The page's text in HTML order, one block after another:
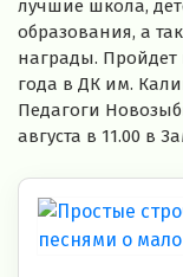
лучшие школа,
образования, а
награды. Пройдет
года в ДК им.
Педагоги
августа в 11.00 в